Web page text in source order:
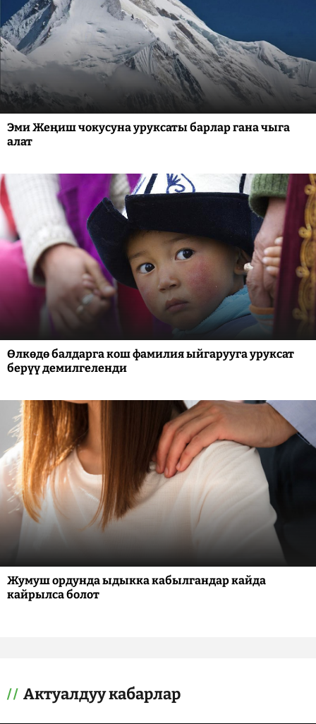
Эми Жеңиш чокусуна уруксаты барлар гана чыга
алат
Өлкөдө балдарга кош фамилия ыйгарууга уруксат
берүү демилгеленди
Жумуш ордунда ыдыкка кабылгандар кайда
кайрылса болот
Актуалдуу кабарлар